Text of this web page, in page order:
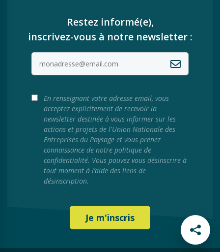
Restez informé(e),
inscrivez-vous à notre newsletter :
En renseignant votre adresse email, vous
acceptez explicitement de recevoir la
newsletter destinée à vous informer sur les
actions et projets de l'Union Nationale des
Entreprises du Paysage et vous prenez
connaissance de notre politique de
confidentialité. Vous pouvez vous désinscrire à
tout moment à l’aide des liens de
désinscription.